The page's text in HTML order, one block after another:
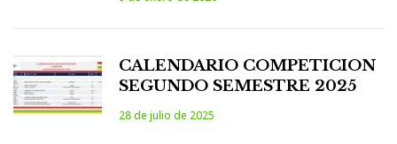
CALENDARIO COMPETICION
SEGUNDO SEMESTRE 2025
28 de julio de 2025